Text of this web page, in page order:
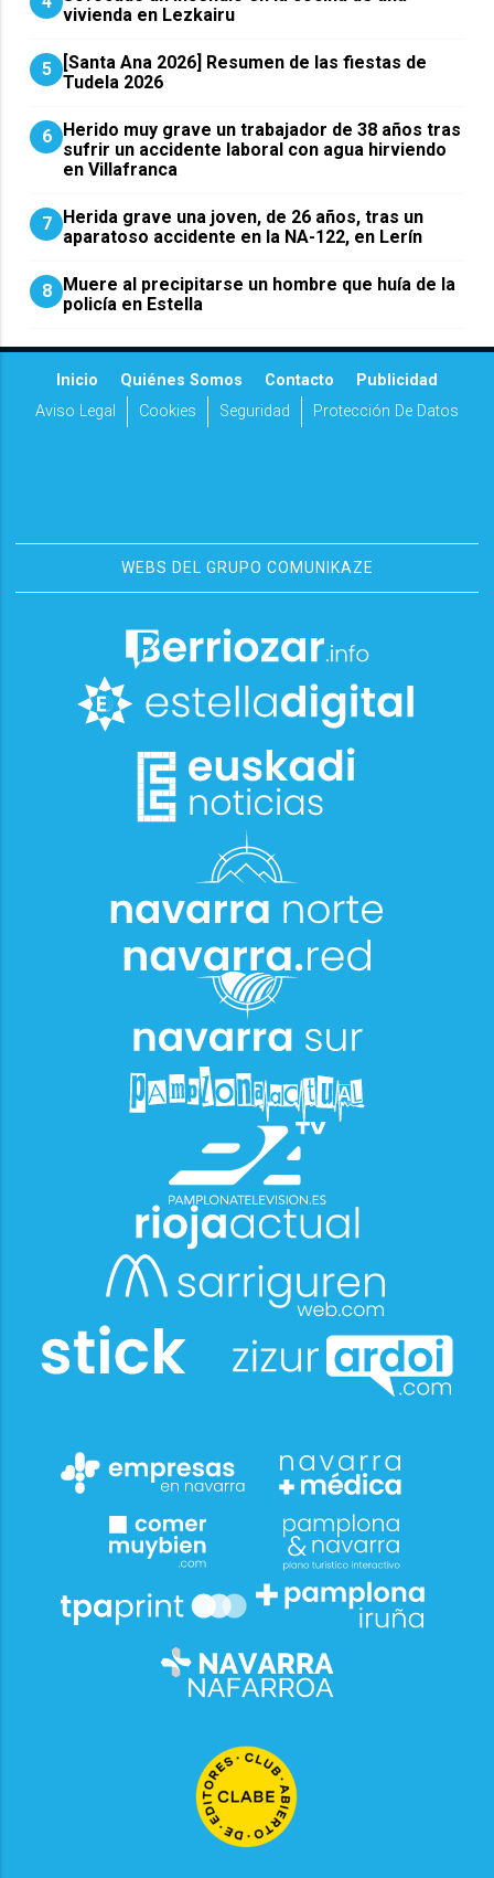
vivienda en Lezkairu
5
[Santa Ana 2026] Resumen de las fiestas de
Tudela 2026
6 Herido muy grave un trabajador de 38 años tras
sufrir un accidente laboral con agua hirviendo
en Villafranca
7 Herida grave una joven, de 26 años, tras un
aparatoso accidente en la NA-122, en Lerín
8 Muere al precipitarse un hombre que huía de la
policía en Estella
Inicio Quiénes Somos Contacto
Publicidad
Aviso Legal
Cookies Seguridad Protección De Datos
WEBS DEL GRUPO COMUNIKAZE